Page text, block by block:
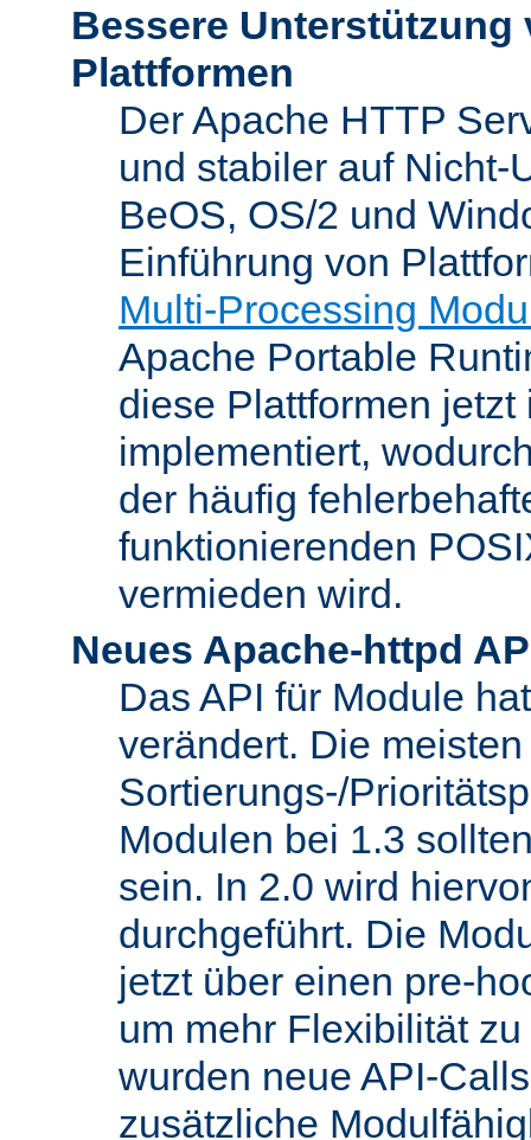
Bessere Unterstützung
Plattformen
Der Apache HTTP
und stabiler auf Nicht-
BeOS, OS/2 und
Einführung von
Multi-Processing
Apache Portable
diese Plattformen
implementiert,
der häufig
funktionierenden
vermieden wird.
Neues Apache-httpd
Das API für Module
verändert. Die
Sortierungs-/
Modulen bei 1.3
sein. In 2.0 wird
durchgeführt. Die
jetzt über einen pre-
um mehr Flexibilität
wurden neue API-
zusätzliche